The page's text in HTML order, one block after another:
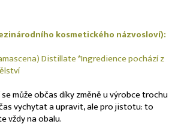
kosmetického názvosloví):
Distillate *Ingredience pochází z
může občas díky změně u výrobce trochu
vychytat a upravit, ale pro jistotu: to
vždy na obalu.